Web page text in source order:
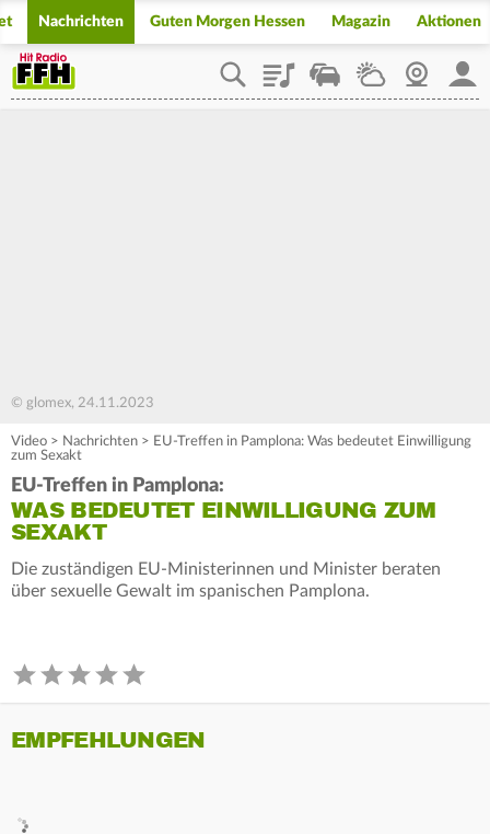
Nachrichten Guten Morgen Hessen Magazin Aktionen
PlaylistStaupilotWetterWebcam
© glomex, 24.11.2023
Video > Nachrichten > EU-Treffen in Pamplona: Was bedeutet Einwilligung
zum Sexakt
EU-Treffen in Pamplona:
WAS BEDEUTET EINWILLIGUNG ZUM
SEXAKT
Die zuständigen EU-Ministerinnen und Minister beraten
über sexuelle Gewalt im spanischen Pamplona.
EMPFEHLUNGEN